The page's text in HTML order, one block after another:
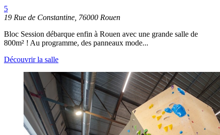
5
19 Rue de Constantine, 76000 Rouen
Bloc Session débarque enfin à Rouen avec une grande salle de
800m² ! Au programme, des panneaux mode...
Découvrir la salle